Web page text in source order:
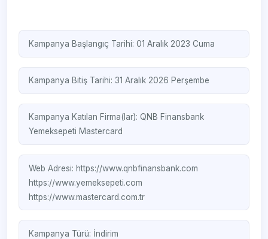
Kampanya Başlangıç Tarihi: 01 Aralık 2023 Cuma
Kampanya Bitiş Tarihi: 31 Aralık 2026 Perşembe
Kampanya Katılan Firma(lar):QNB Finansbank
Yemeksepeti Mastercard
Web Adresi:https://www.qnbfinansbank.com
https://www.yemeksepeti.com
https://www.mastercard.com.tr
Kampanya Türü: İndirim